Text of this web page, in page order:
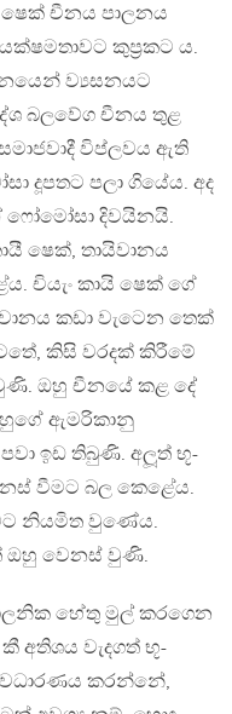
ෂෙක් චීනය පාලනය
කුප‍්‍රකට ය.
ව්‍යසනයට
බලවේග චීනය තුළ
විප්ලවය ඇති
දූපතට පලා ගියේය. අද
ෆෝමෝසා දිවයිනයි.
ෂෙක්, තායිවානය
චියැං කායි ෂෙක් ගේ
කඩා වැටෙන තෙක්
කිසි වරදක් කිරීමේ
ඔහු චීනයේ කළ දේ
ඇමරිකානු
ඉඩ තිබුණි. අලූත් භූ-
වීමට බල කෙළේය.
නියමිත වුණේය.
ඔහු වෙනස් වුණි.
හේතු මුල් කරගෙන
අතිශය වැදගත් භූ-
කරන්නේ,